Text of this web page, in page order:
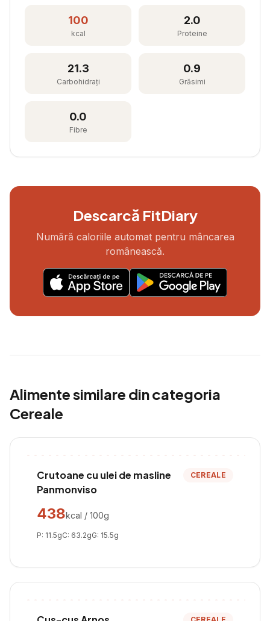
100
kcal
2.0
Proteine
21.3
Carbohidrați
0.9
Grăsimi
0.0
Fibre
Descarcă FitDiary
Numără caloriile automat pentru mâncarea
românească.
Alimente similare din categoria
Cereale
Crutoane cu ulei de masline
Panmonviso
CEREALE
438kcal / 100g
P: 11.5gC: 63.2gG: 15.5g